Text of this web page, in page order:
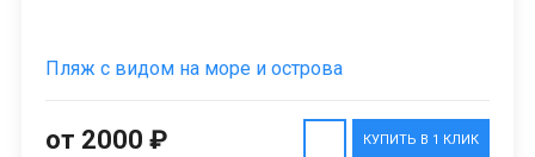
Пляж с видом на море и острова
КУПИТЬ В 1 КЛИК
от 2000 ₽